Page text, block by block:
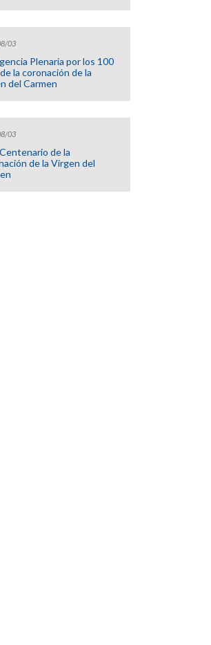
03
Plenaria por los 100
la coronación de la
del Carmen
03
de la
de la Virgen del